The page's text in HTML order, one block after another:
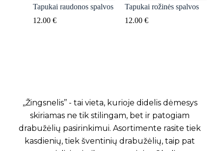
Tapukai raudonos spalvos
12.00 €
Tapukai rožinės spalvos
12.00 €
,,Žingsnelis’’ - tai vieta, kurioje didelis dėmesys
skiriamas ne tik stilingam, bet ir patogiam
drabužėlių pasirinkimui. Asortimente rasite tiek
kasdienių, tiek šventinių drabužėlių, taip pat